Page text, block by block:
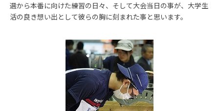
選から本番に向けた練習の日々、そして大会当日の事が、大学生
活の良き想い出として彼らの胸に刻まれた事と思います。